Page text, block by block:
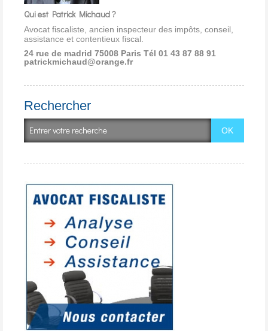
Qui est Patrick Michaud ?
Avocat fiscaliste, ancien inspecteur des impôts, conseil,
assistance et contentieux fiscal.
24 rue de madrid 75008 Paris Tél 01 43 87 88 91
patrickmichaud@orange.fr
Rechercher